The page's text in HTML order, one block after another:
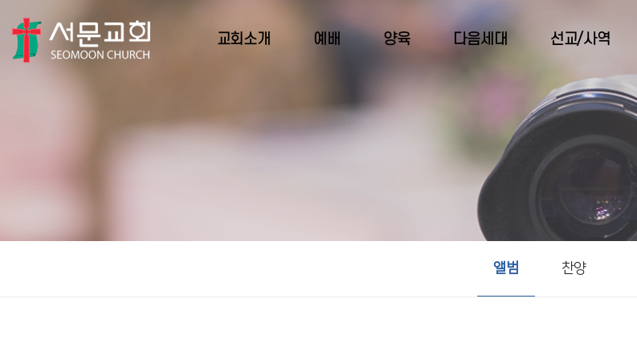
교회소개 예배 양육 다음세대 선교/사역
앨범 찬양